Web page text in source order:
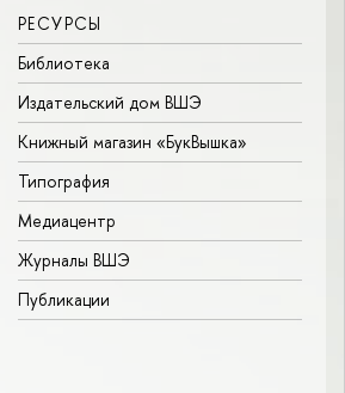
РЕСУРСЫ
Библиотека
Издательский дом ВШЭ
Книжный магазин «БукВышка»
Типография
Медиацентр
Журналы ВШЭ
Публикации